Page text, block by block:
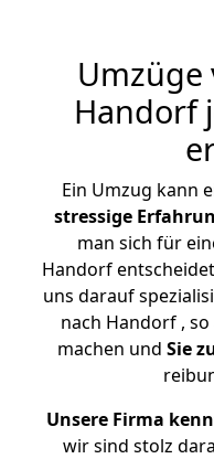
Umzüge
Handorf
Ein Umzug kann
stressige
man sich für
Handorf
uns darauf
nach Handorf ,
machen und Sie
Unsere Firma
wir sind stolz